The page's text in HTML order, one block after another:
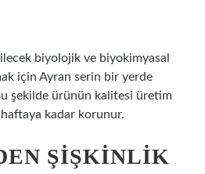
biyolojik ve biyokimyasal
için Ayran serin bir yerde
şekilde ürünün kalitesi üretim
kadar korunur.
ŞIŞKINLIK